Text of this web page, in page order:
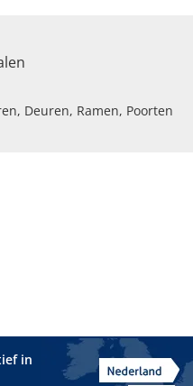
Deuren, Ramen, Poorten
in